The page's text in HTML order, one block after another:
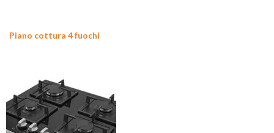
Piano cottura 4 fuochi